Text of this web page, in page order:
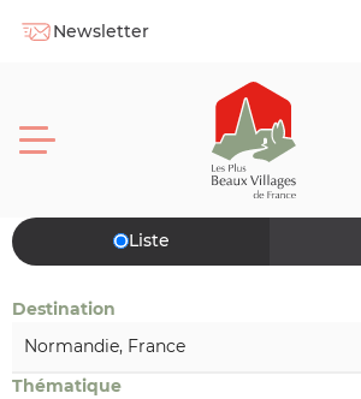
Newsletter
Liste
Destination
Thématique